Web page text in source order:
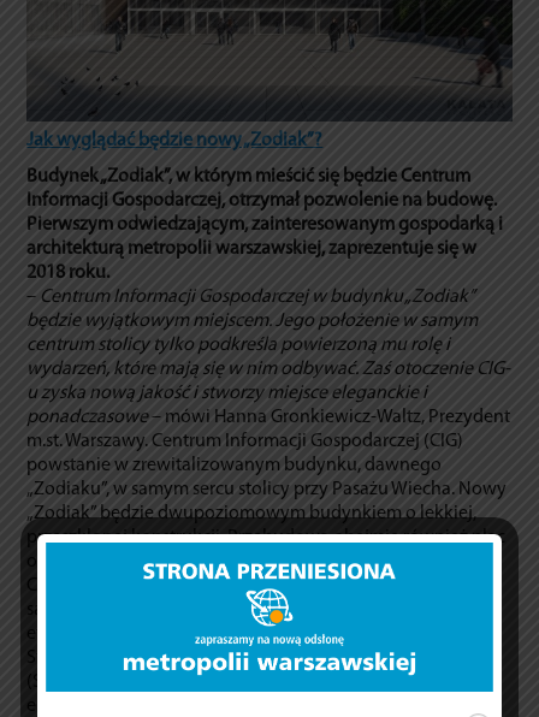
Jak wyglądać będzie nowy „Zodiak”?
Budynek „Zodiak”, w którym mieścić się będzie Centrum
Informacji Gospodarczej, otrzymał pozwolenie na budowę.
Pierwszym odwiedzającym, zainteresowanym gospodarką i
architekturą metropolii warszawskiej, zaprezentuje się w
2018 roku.
– Centrum Informacji Gospodarczej w budynku „Zodiak”
będzie wyjątkowym miejscem. Jego położenie w samym
centrum stolicy tylko podkreśla powierzoną mu rolę i
wydarzeń, które mają się w nim odbywać. Zaś otoczenie CIG-
u zyska nową jakość i stworzy miejsce eleganckie i
ponadczasowe– mówi Hanna Gronkiewicz-Waltz, Prezydent
m.st. Warszawy. Centrum Informacji Gospodarczej (CIG)
powstanie w zrewitalizowanym budynku, dawnego
„Zodiaku”, w samym sercu stolicy przy Pasażu Wiecha. Nowy
„Zodiak” będzie dwupoziomowym budynkiem o lekkiej,
przeszklonej konstrukcji. Przebudowa obejmie również plac
o powierzchni 900 m², położony między ul. Widok 26, ul.
Chmielną 33 i 35 oraz ul. Marszałkowską 104A. Odnowa
samego budynku, jak i przylegającego do niego placu, to
efekt współpracy miasta st. Warszawy wraz ze
Stowarzyszeniem Architektów Rzeczypospolitej Polskiej
(SARP). W odnowionym budynku znajdą się miejsca
ekspozycyjne dla obydwu instytucji. Na piętrze miasto